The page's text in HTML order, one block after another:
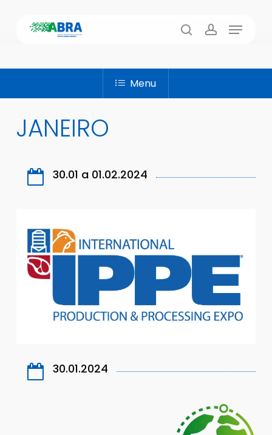
Menu
Menu
JANEIRO
30.01 a 01.02.2024
30.01.2024